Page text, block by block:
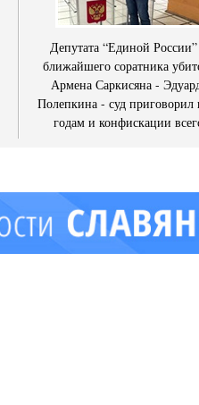
Депутата “Единой
ближайшего соратника
Армена Саркисяна -
Полепкина - суд приговорил
годам и конфискации